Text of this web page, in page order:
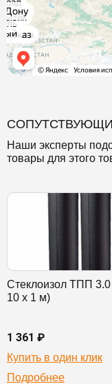
Наши эксперты
товары для этого
Стеклоизол ТПП 3.0
10 х 1 м)
1 361 ₽
Купить в один клик
Подробнее